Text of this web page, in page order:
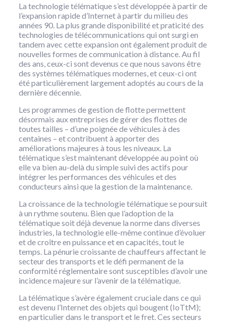
La technologie télématique s’est développée à partir de
l’expansion rapide d’Internet à partir du milieu des
années 90. La plus grande disponibilité et praticité des
technologies de télécommunications qui ont surgi en
tandem avec cette expansion ont également produit de
nouvelles formes de communication à distance. Au fil
des ans, ceux-ci sont devenus ce que nous savons être
des systèmes télématiques modernes, et ceux-ci ont
été particulièrement largement adoptés au cours de la
dernière décennie.
Les programmes de gestion de flotte permettent
désormais aux entreprises de gérer des flottes de
toutes tailles – d’une poignée de véhicules à des
centaines – et contribuent à apporter des
améliorations majeures à tous les niveaux. La
télématique s’est maintenant développée au point où
elle va bien au-delà du simple suivi des actifs pour
intégrer les performances des véhicules et des
conducteurs ainsi que la gestion de la maintenance.
La croissance de la technologie télématique se poursuit
à un rythme soutenu. Bien que l’adoption de la
télématique soit déjà devenue la norme dans diverses
industries, la technologie elle-même continue d’évoluer
et de croître en puissance et en capacités, tout le
temps. La pénurie croissante de chauffeurs affectant le
secteur des transports et le défi permanent de la
conformité réglementaire sont susceptibles d’avoir une
incidence majeure sur l’avenir de la télématique.
La télématique s’avère également cruciale dans ce qui
est devenu l’Internet des objets qui bougent (IoTtM);
en particulier dans le transport et le fret. Ces secteurs